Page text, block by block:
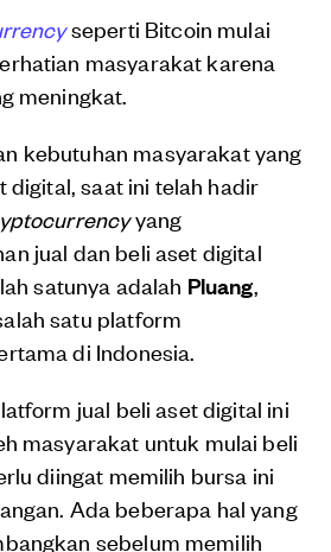
seperti Bitcoin mulai
masyarakat karena
meningkat.
kebutuhan masyarakat yang
digital, saat ini telah hadir
yang
jual dan beli aset digital
satunya adalah Pluang,
satu platform
di Indonesia.
jual beli aset digital ini
masyarakat untuk mulai beli
diingat memilih bursa ini
Ada beberapa hal yang
sebelum memilih